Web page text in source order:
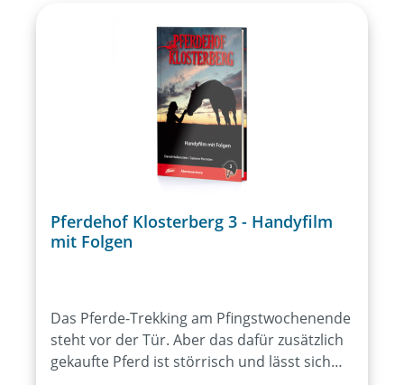
Pferdehof Klosterberg 3 - Handyfilm
mit Folgen
Das Pferde-Trekking am Pfingstwochenende
steht vor der Tür. Aber das dafür zusätzlich
gekaufte Pferd ist störrisch und lässt sich